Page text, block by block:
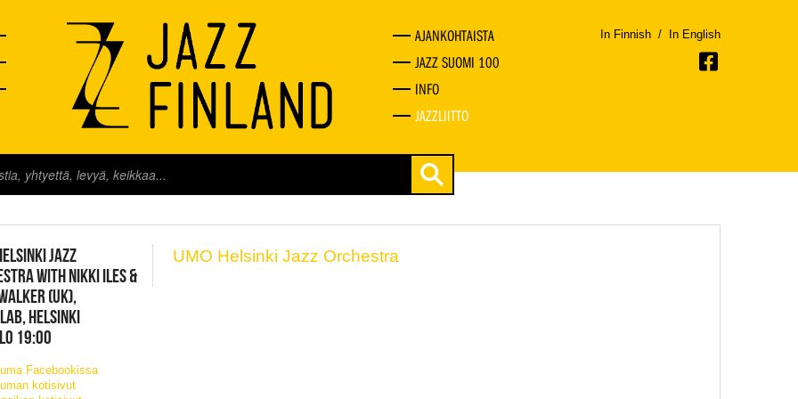
AJANKOHTAISTA
JAZZ SUOMI 100
INFO
JAZZLIITTO
In Finnish / In English
LIVE
JAZZ
WITH NIKKI ILES &
(UK),
HELSINKI
19:00
Facebookissa
kotisivut
UMO Helsinki Jazz Orchestra